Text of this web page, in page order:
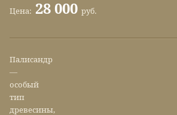
Цена: 28 000 руб.
Палисандр
—
особый
тип
древесины,